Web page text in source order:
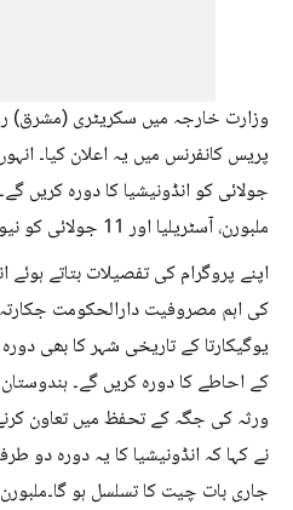
وزارت خارجہ میں سکریٹری (مشرق)
ملبورن، آسٹریلیا اور 11 جولائی کو نیوزی لینڈ جائیں گے۔
اپنے پروگرام کی تفصیلات بتاتے ہوئے
کی اہم مصروفیت دارالحکومت
یوگیکارتا کے تاریخی شہر کا بھی
کے احاطے کا دورہ کریں گے۔ ہندوستان
ورثہ کی جگہ کے تحفظ میں تعاون
نے کہا کہ انڈونیشیا کا یہ دورہ دو
جاری بات چیت کا تسلسل ہو